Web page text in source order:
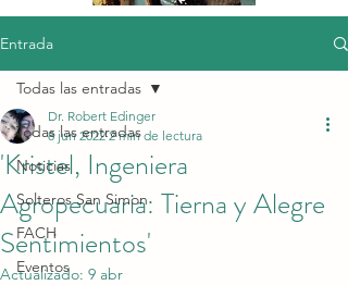
Entrada
Todas las entradas
Noticias
Solteros San Simon
FACH
Eventos
Todas las entradas
'Kristel, Ingeniera
Agropecuaria: Tierna y Alegre
Sentimientos'
Dr. Robert Edinger
8 jun 2022 2 min de lectura
Actualizado: 9 abr